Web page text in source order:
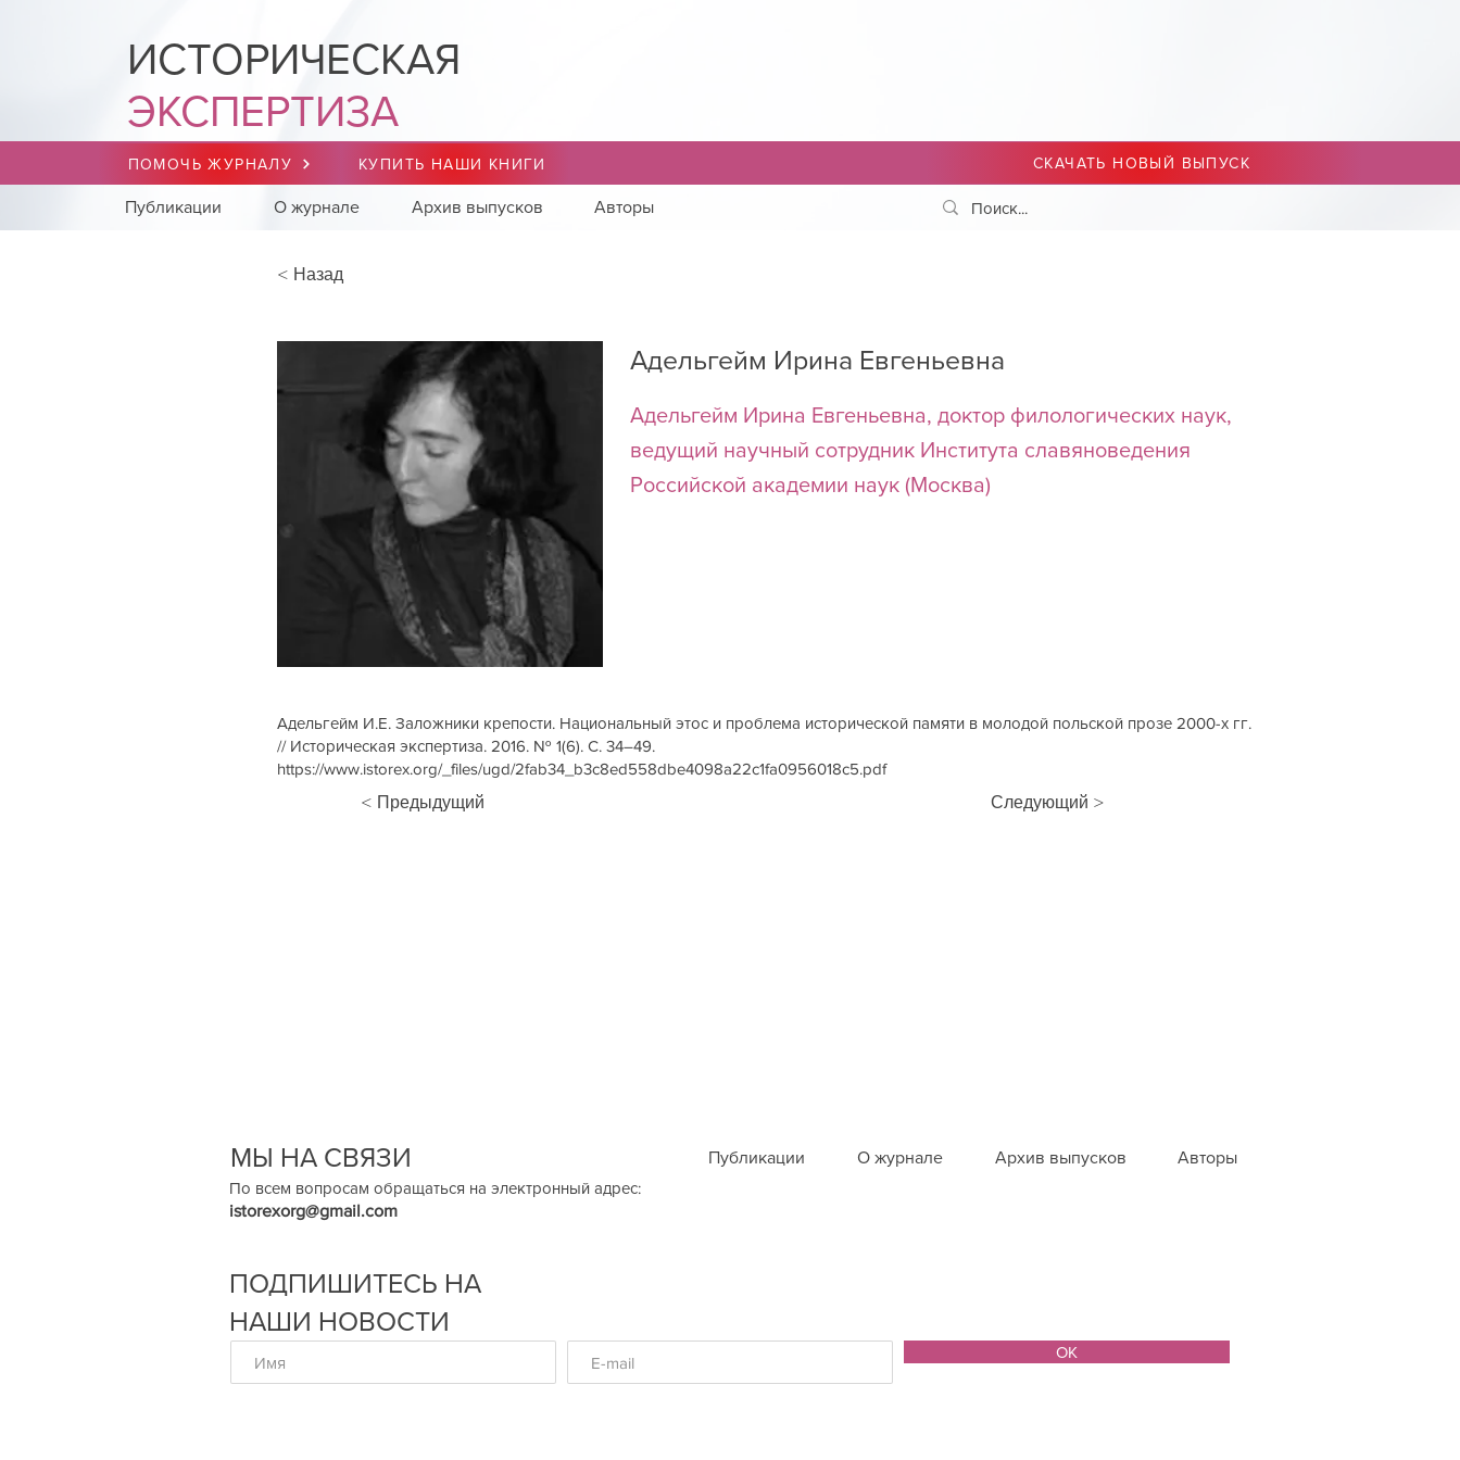
ИСТОРИЧЕСКАЯ
ЭКСПЕРТИЗА
ПОМОЧЬ ЖУРНАЛУ КУПИТЬ НАШИ КНИГИ
Публикации О журнале Архив выпусков Авторы
СКАЧАТЬ НОВЫЙ ВЫПУСК
< Назад
Адельгейм Ирина Евгеньевна
Адельгейм Ирина Евгеньевна, доктор филологических наук,
ведущий научный сотрудник Института славяноведения
Российской академии наук (Москва)
Адельгейм И.Е. Заложники крепости. Национальный этос и проблема исторической памяти в молодой польской прозе 2000-х гг.
// Историческая экспертиза. 2016. № 1(6). С. 34–49.
https://www.istorex.org/_files/ugd/2fab34_b3c8ed558dbe4098a22c1fa0956018c5.pdf
< Предыдущий Следующий >
МЫ НА СВЯЗИ Публикации О журнале Архив выпусков
Авторы
По всем вопросам обращаться на электронный адрес:
istorexorg@gmail.com
ПОДПИШИТЕСЬ НА
НАШИ НОВОСТИ
ОК